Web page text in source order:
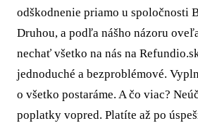
odškodnenie priamo u spoločnosti
Druhou, a podľa nášho názoru
nechať všetko na nás na
jednoduché a bezproblémové.
o všetko postaráme. A čo viac?
poplatky vopred. Platíte až po